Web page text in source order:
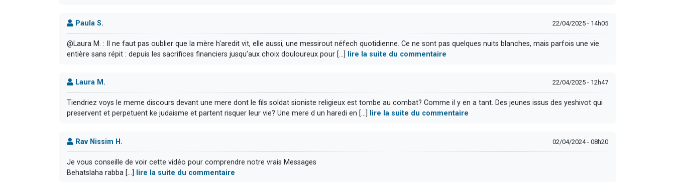
Paula S. 22/04/2025 - 14h05
@Laura M. : Il ne faut pas oublier que la mère h'aredit vit, elle aussi, une messirout néfech quotidienne. Ce ne sont pas quelques nuits blanches, mais parfois une vie
entière sans répit : depuis les sacrifices financiers jusqu’aux choix douloureux pour [...]
lire la suite du commentaire
Laura M. 22/04/2025 - 12h47
Tiendriez voys le meme discours devant une mere dont le fils soldat sioniste religieux est tombe au combat? Comme il y en a tant. Des jeunes issus des yeshivot qui
preservent et perpetuent ke judaisme et partent risquer leur vie? Une mere d un haredi en [...] lire la suite du commentaire
Rav Nissim H. 02/04/2024 - 08h20
Je vous conseille de voir cette vidéo pour comprendre notre vrais Messages
Behatslaha rabba [...]
lire la suite du commentaire